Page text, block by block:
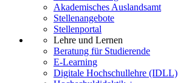
Akademisches Auslandsamt
Stellenangebote
Stellenportal
Lehre und Lernen
Beratung für Studierende
E-Learning
Digitale Hochschullehre (IDLL)